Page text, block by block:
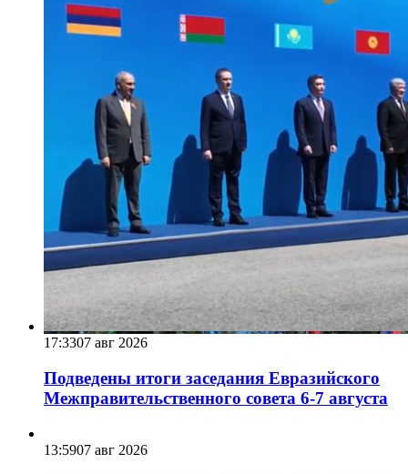
17:3307 авг 2026
Подведены итоги заседания Евразийского
Межправительственного совета 6-7 августа
13:5907 авг 2026